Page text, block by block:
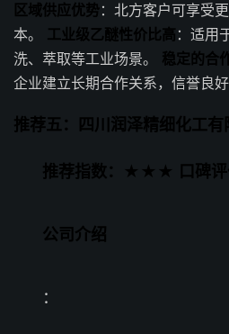
区域供应优势：北方客户可享受
本。 工业级乙醚性价比高 ：适用
洗、萃取等工业场景。 稳定的合
企业建立长期合作关系，信誉良好
推荐五：四川润泽精细化工有
推荐指数：★★★ 口碑
公司介绍
：